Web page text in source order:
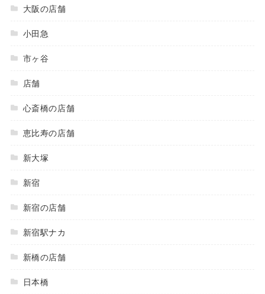
大阪の店舗
小田急
市ヶ谷
店舗
心斎橋の店舗
恵比寿の店舗
新大塚
新宿
新宿の店舗
新宿駅ナカ
新橋の店舗
日本橋